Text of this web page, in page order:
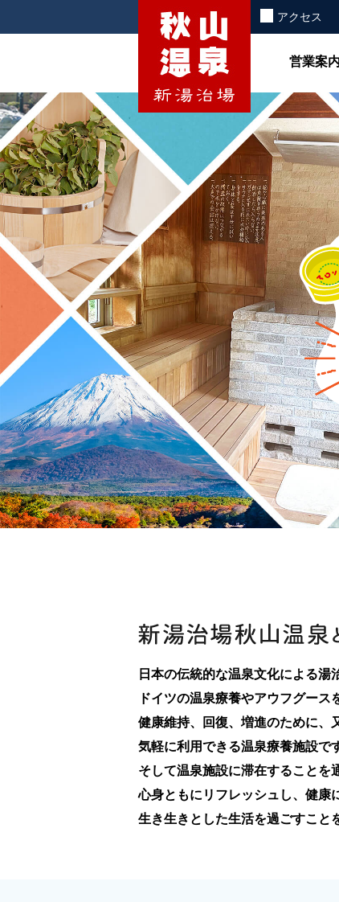
お知らせ アクセス
営業案
日本の伝統的な温泉文化による湯
ドイツの温泉療養やアウフグース
健康維持、回復、増進のために、
気軽に利用できる温泉療養施設で
そして温泉施設に滞在することを
心身ともにリフレッシュし、健康
生き生きとした生活を過ごすこと